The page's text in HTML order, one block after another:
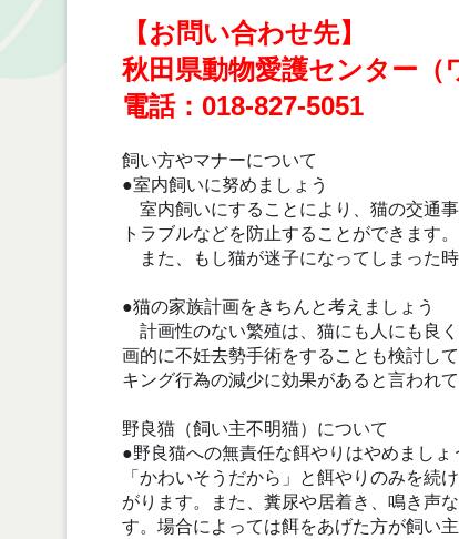
【お問い合わせ先】
秋田県動物愛護センター（
電話：018-827-5051
飼い方やマナーについて
●室内飼いに努めましょう
室内飼いにすることにより、猫の交通
トラブルなどを防止することができます。
また、もし猫が迷子になってしまった
●猫の家族計画をきちんと考えましょう
計画性のない繁殖は、猫にも人にも良
画的に不妊去勢手術をすることも検討し
キング行為の減少に効果があると言われて
野良猫（飼い主不明猫）について
●野良猫への無責任な餌やりはやめましょ
「かわいそうだから」と餌やりのみを続
がります。また、糞尿や居着き、鳴き声
す。場合によっては餌をあげた方が飼い